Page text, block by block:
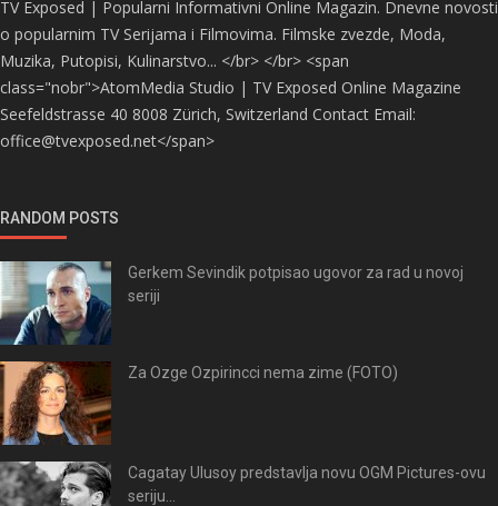
TV Exposed | Popularni Informativni Online Magazin. Dnevne novosti
o popularnim TV Serijama i Filmovima. Filmske zvezde, Moda,
Muzika, Putopisi, Kulinarstvo... </br> </br> <span
class="nobr">AtomMedia Studio | TV Exposed Online Magazine
Seefeldstrasse 40 8008 Zürich, Switzerland Contact Email:
office@tvexposed.net</span>
RANDOM POSTS
Gerkem Sevindik potpisao ugovor za rad u novoj
seriji
Za Ozge Ozpirincci nema zime (FOTO)
Cagatay Ulusoy predstavlja novu OGM Pictures-ovu
seriju...